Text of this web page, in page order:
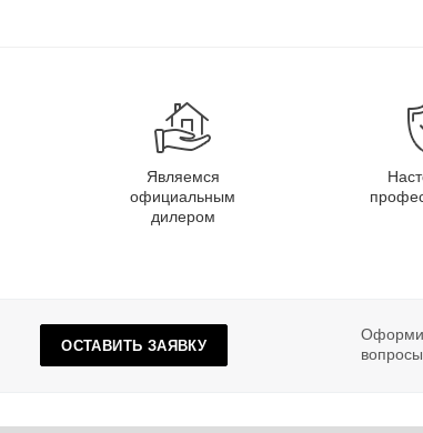
Являемся
официальным
дилером
ОСТАВИТЬ ЗАЯВКУ